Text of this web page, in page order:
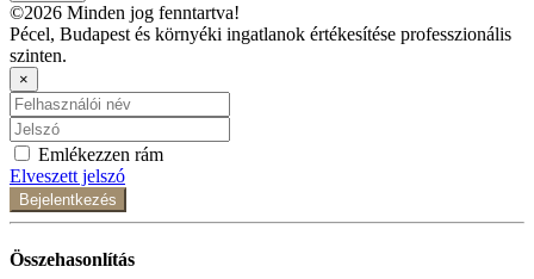
©2026 Minden jog fenntartva!
Pécel, Budapest és környéki ingatlanok értékesítése professzionális
szinten.
×
Emlékezzen rám
Elveszett jelszó
Bejelentkezés
Összehasonlítás